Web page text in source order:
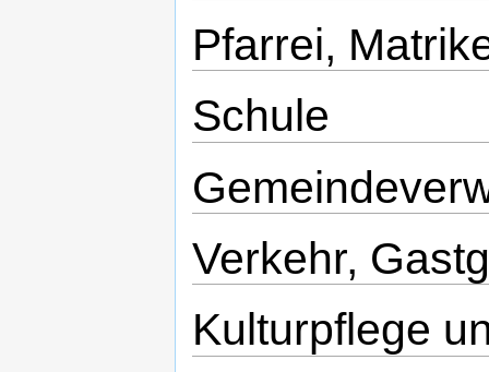
Pfarrei,
Schule
Verkehr,
Kulturpflege